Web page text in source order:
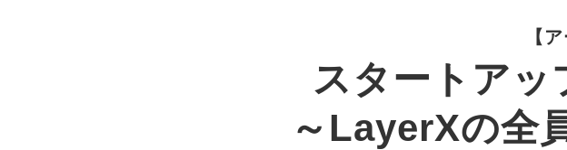
【
スタートアッ
～LayerXの全